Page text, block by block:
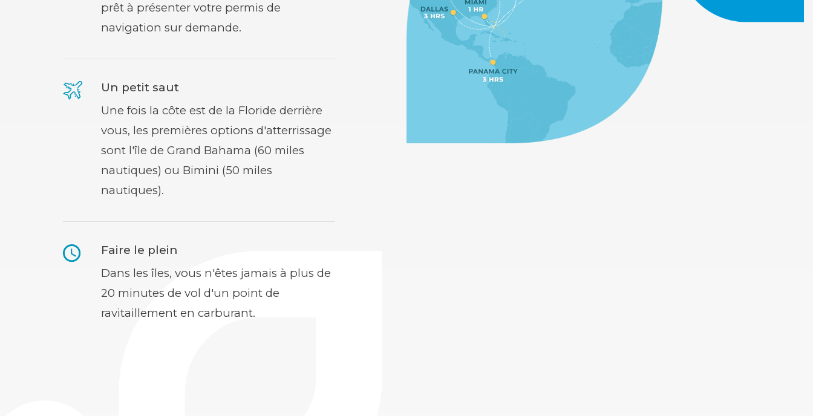
prêt à présenter votre permis de
navigation sur demande.
Un petit saut
Une fois la côte est de la Floride derrière
vous, les premières options d'atterrissage
sont l'île de Grand Bahama (60 miles
nautiques) ou Bimini (50 miles
nautiques).
Faire le plein
Dans les îles, vous n'êtes jamais à plus de
20 minutes de vol d'un point de
ravitaillement en carburant.